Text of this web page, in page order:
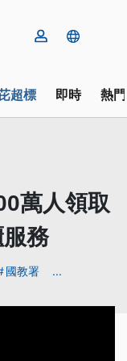
超標 即時 熱
萬人領取
務
國教署 ...